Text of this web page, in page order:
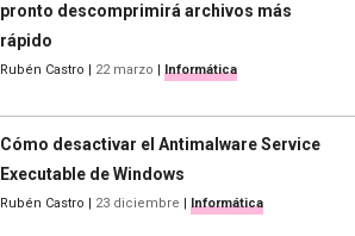
pronto descomprimirá archivos más
rápido
Rubén Castro 22 marzo Informática
Cómo desactivar el Antimalware Service
Executable de Windows
Rubén Castro 23 diciembre Informática